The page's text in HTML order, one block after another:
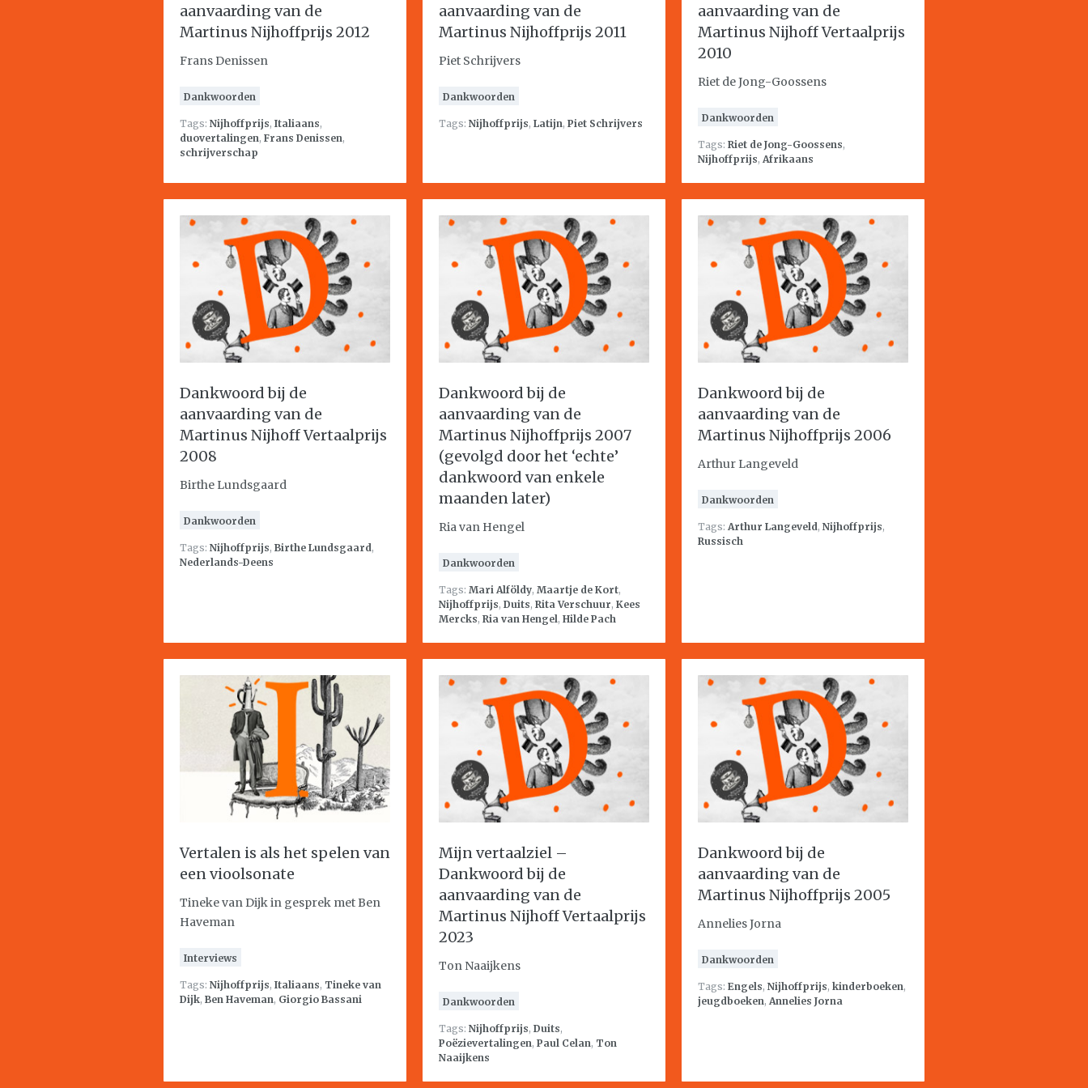
aanvaarding van de
Martinus Nijhoffprijs 2012
Frans Denissen
Dankwoorden
Tags: Nijhoffprijs, Italiaans,
duovertalingen, Frans Denissen,
schrijverschap
aanvaarding van de
Martinus Nijhoffprijs 2011
Piet Schrijvers
Dankwoorden
Tags: Nijhoffprijs, Latijn, Piet Schrijvers
aanvaarding van de
Martinus Nijhoff Vertaalprijs
2010
Riet de Jong-Goossens
Dankwoorden
Tags: Riet de Jong-Goossens,
Nijhoffprijs, Afrikaans
Dankwoord bij de
aanvaarding van de
Martinus Nijhoff Vertaalprijs
2008
Birthe Lundsgaard
Dankwoorden
Tags: Nijhoffprijs, Birthe Lundsgaard,
Nederlands-Deens
Dankwoord bij de
aanvaarding van de
Martinus Nijhoffprijs 2007
(gevolgd door het ‘echte’
dankwoord van enkele
maanden later)
Ria van Hengel
Dankwoorden
Tags: Mari Alföldy, Maartje de Kort,
Nijhoffprijs, Duits, Rita Verschuur, Kees
Mercks, Ria van Hengel, Hilde Pach
Dankwoord bij de
aanvaarding van de
Martinus Nijhoffprijs 2006
Arthur Langeveld
Dankwoorden
Tags: Arthur Langeveld, Nijhoffprijs,
Russisch
Vertalen is als het spelen van
een vioolsonate
Tineke van Dijk in gesprek met Ben
Haveman
Interviews
Tags: Nijhoffprijs, Italiaans, Tineke van
Dijk, Ben Haveman, Giorgio Bassani
Mijn vertaalziel –
Dankwoord bij de
aanvaarding van de
Martinus Nijhoff Vertaalprijs
2023
Ton Naaijkens
Dankwoorden
Tags: Nijhoffprijs, Duits,
Poëzievertalingen, Paul Celan, Ton
Naaijkens
Dankwoord bij de
aanvaarding van de
Martinus Nijhoffprijs 2005
Annelies Jorna
Dankwoorden
Tags: Engels, Nijhoffprijs, kinderboeken,
jeugdboeken, Annelies Jorna